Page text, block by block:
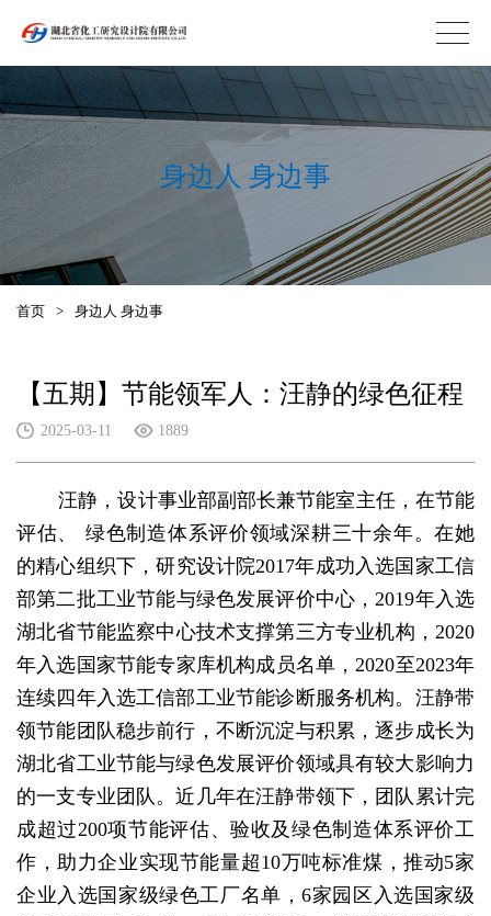
身边人 身边事
首页 > 身边人 身边事
【五期】节能领军人：汪静的绿色征程
2025-03-11 1889
汪静，设计事业部副部长兼节能室主任，在节能
评估、
绿色制造体系评价领域深耕三十余年。在她
的精心组织下，研究设计院2017年成功入选国家工信
部第二批工业节能与绿色发展评价中心，2019年入选
湖北省节能监察中心技术支撑第三方专业机构，2020
年入选国家节能专家库机构成员名单，2020至2023年
连续四年入选工信部工业节能诊断服务机构。汪静带
领节能团队稳步前行，不断沉淀与积累，逐步成长为
湖北省工业节能与绿色发展评价领域具有较大影响力
的一支专业团队。近几年在汪静带领下，团队累计完
成超过200项节能评估、验收及绿色制造体系评价工
作，助力企业实现节能量超10万吨标准煤，推动5家
企业入选国家级绿色工厂名单，6家园区入选国家级